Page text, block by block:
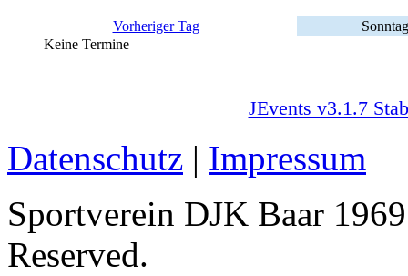
Vorheriger Tag
Keine Termine
JEvents v3.1.7
Datenschutz | Impressum
Sportverein DJK Baar
Reserved.